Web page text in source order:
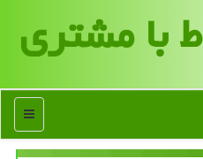
با مشتری
منو